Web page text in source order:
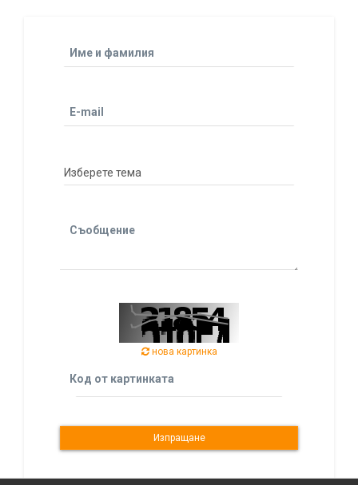
Име и фамилия
E-mail
Съобщение
нова картинка
Код от картинката